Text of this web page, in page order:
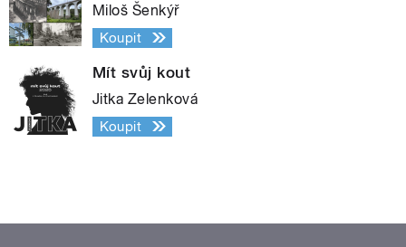
Miloš Šenkýř
Koupit
Mít svůj kout
Jitka Zelenková
Koupit